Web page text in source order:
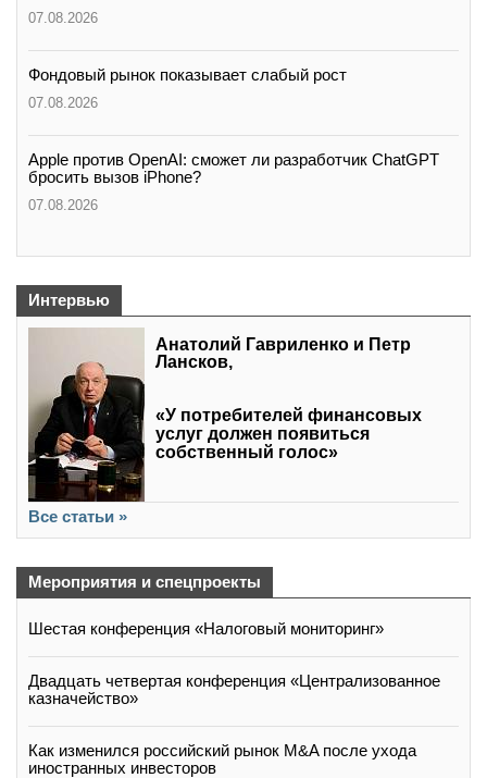
07.08.2026
Фондовый рынок показывает слабый рост
07.08.2026
Apple против OpenAI: сможет ли разработчик ChatGPT
бросить вызов iPhone?
07.08.2026
Интервью
Анатолий Гавриленко и Петр
Лансков,
«У потребителей финансовых
услуг должен появиться
собственный голос»
Все статьи »
Мероприятия и спецпроекты
Шестая конференция «Налоговый мониторинг»
Двадцать четвертая конференция «Централизованное
казначейство»
Как изменился российский рынок M&A после ухода
иностранных инвесторов